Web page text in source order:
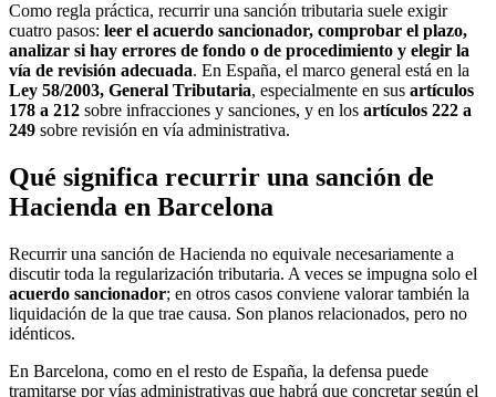
Como regla práctica, recurrir una sanción tributaria suele exigir
cuatro pasos: leer el acuerdo sancionador, comprobar el plazo,
analizar si hay errores de fondo o de procedimiento y elegir la
vía de revisión adecuada. En España, el marco general está en la
Ley 58/2003, General Tributaria, especialmente en sus artículos
178 a 212 sobre infracciones y sanciones, y en los artículos 222 a
249 sobre revisión en vía administrativa.
Qué significa recurrir una sanción de
Hacienda en Barcelona
Recurrir una sanción de Hacienda no equivale necesariamente a
discutir toda la regularización tributaria. A veces se impugna solo el
acuerdo sancionador; en otros casos conviene valorar también la
liquidación de la que trae causa. Son planos relacionados, pero no
idénticos.
En Barcelona, como en el resto de España, la defensa puede
tramitarse por vías administrativas que habrá que concretar según el